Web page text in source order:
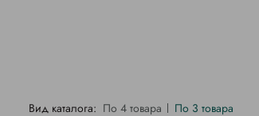
Вид каталога: По 4 товара По 3 товара